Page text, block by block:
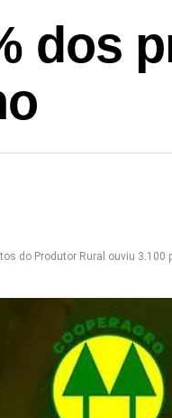
dos
do Produtor Rural ouviu